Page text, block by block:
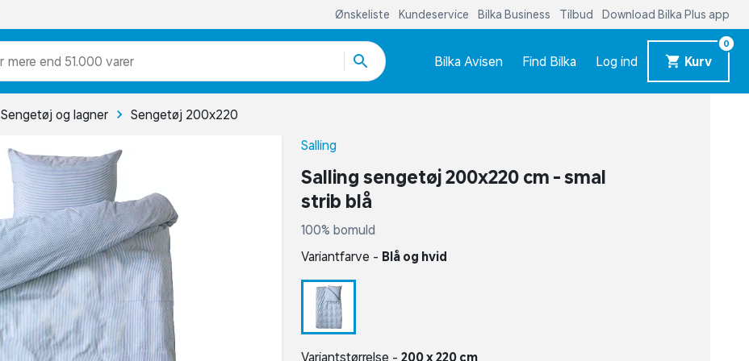
Ønskeliste Kundeservice Bilka Business Tilbud Download Bilka Plus app
mere end 51.000 varer Bilka Avisen Find Bilka Log ind Kurv
0
Sengetøj og lagner Sengetøj 200x220
Salling
Salling sengetøj 200x220 cm - smal
strib blå
100% bomuld
Variantfarve - Blå og hvid
Variantstørrelse -200 x 220 cm